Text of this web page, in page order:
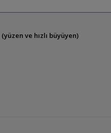
ve hızlı büyüyen)